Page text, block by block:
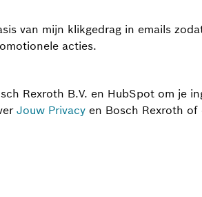
van mijn klikgedrag in emails
acties.
Rexroth B.V. en HubSpot om je
Jouw Privacy en Bosch Rexroth of